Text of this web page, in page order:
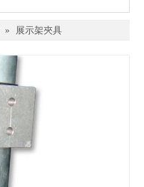
» 展示架夾具